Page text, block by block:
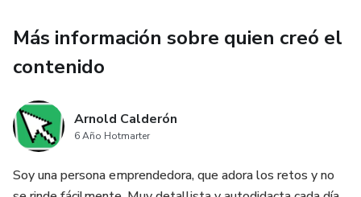
Multiplataforma
computadora.
Ecofriendly
Con las invitaciones digitales evitamos el uso de papel.
Más información sobre quien creó el
contenido
Arnold Calderón
6 Año Hotmarter
Soy una persona emprendedora, que adora los retos y no